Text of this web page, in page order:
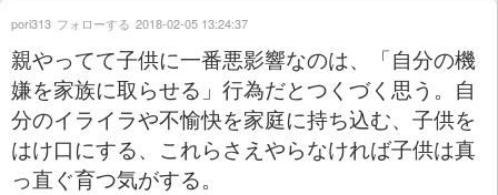
親やってて子供に一番悪影響なのは、「自分の機
嫌を家族に取らせる」行為だとつくづく思う。自
分のイライラや不愉快を家庭に持ち込む、子供を
はけ口にする、これらさえやらなければ子供は真
っ直ぐ育つ気がする。
pori313 フォローする 2018-02-05 13:24:37